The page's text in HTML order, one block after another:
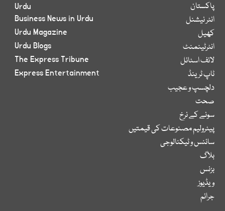
پاکستان
انٹر نیشنل
کھیل
انٹرٹینمنٹ
لائف اسٹائل
ٹاپ ٹرینڈ
دلچسپ و عجیب
صحت
سونے کے نرخ
پیٹرولیم مصنوعات کی قیمتیں
سائنس و ٹیکنالوجی
بلاگ
بزنس
ویڈیوز
جرائم
Urdu
Business News in Urdu
Urdu Magazine
Urdu Blogs
The Express Tribune
Express Entertainment